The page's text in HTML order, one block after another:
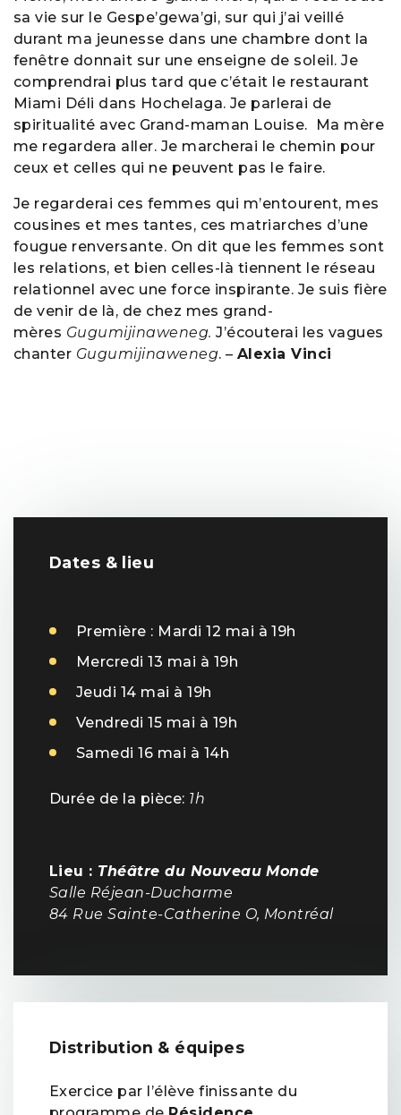
sa vie sur le Gespe’gewa’gi, sur qui j’ai veillé
durant ma jeunesse dans une chambre dont la
fenêtre donnait sur une enseigne de soleil. Je
comprendrai plus tard que c’était le restaurant
Miami Déli dans Hochelaga. Je parlerai de
spiritualité avec Grand-maman Louise. Ma mère
me regardera aller. Je marcherai le chemin pour
ceux et celles qui ne peuvent pas le faire.
Je regarderai ces femmes qui m’entourent, mes
cousines et mes tantes, ces matriarches d’une
fougue renversante. On dit que les femmes sont
les relations, et bien celles-là tiennent le réseau
relationnel avec une force inspirante. Je suis fière
de venir de là, de chez mes grand-
mères Gugumijinaweneg.J’écouterai les vagues
chanter Gugumijinaweneg. – Alexia Vinci
Dates & lieu
Première : Mardi 12 mai à 19h
Mercredi 13 mai à 19h
Jeudi 14 mai à 19h
Vendredi 15 mai à 19h
Samedi 16 mai à 14h
Durée de la pièce: 1h
Lieu : Théâtre du Nouveau Monde
Salle Réjean-Ducharme
84 Rue Sainte-Catherine O, Montréal
Distribution & équipes
Exercice par l’élève finissante du